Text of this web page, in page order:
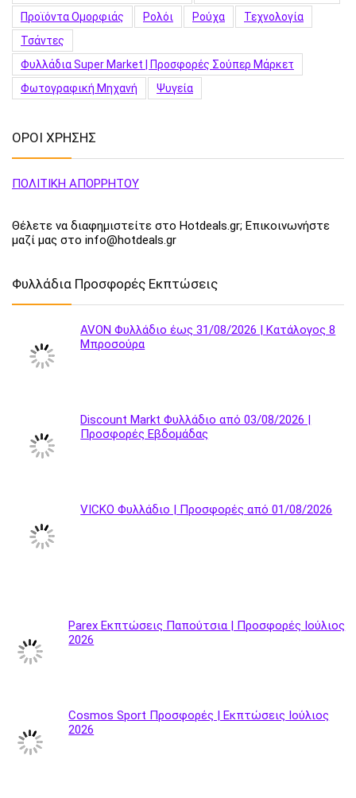
Προϊόντα Ομορφιάς
Ρολόι Ρούχα
Τεχνολογία
Τσάντες
Φυλλάδια Super Market | Προσφορές Σούπερ Μάρκετ
Φωτογραφική Μηχανή
Ψυγεία
ΟΡΟΙ ΧΡΗΣΗΣ
ΠΟΛΙΤΙΚΗ ΑΠΟΡΡΗΤΟΥ
Θέλετε να διαφημιστείτε στο Hotdeals.gr; Επικοινωνήστε
μαζί μας στο info@hotdeals.gr
Φυλλάδια Προσφορές Εκπτώσεις
AVON Φυλλάδιο έως 31/08/2026 | Κατάλογος 8
Μπροσούρα
Discount Markt Φυλλάδιο από 03/08/2026 |
Προσφορές Εβδομάδας
VICKO Φυλλάδιο | Προσφορές από 01/08/2026
Parex Εκπτώσεις Παπούτσια | Προσφορές Ιούλιος
2026
Cosmos Sport Προσφορές | Εκπτώσεις Ιούλιος
2026